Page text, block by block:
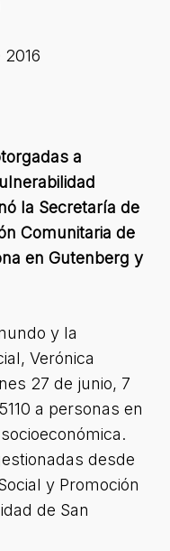
a
la Secretaría de
Comunitaria de
en Gutenberg y
y la
Verónica
27 de junio, 7
a personas en
desde
y Promoción
de San